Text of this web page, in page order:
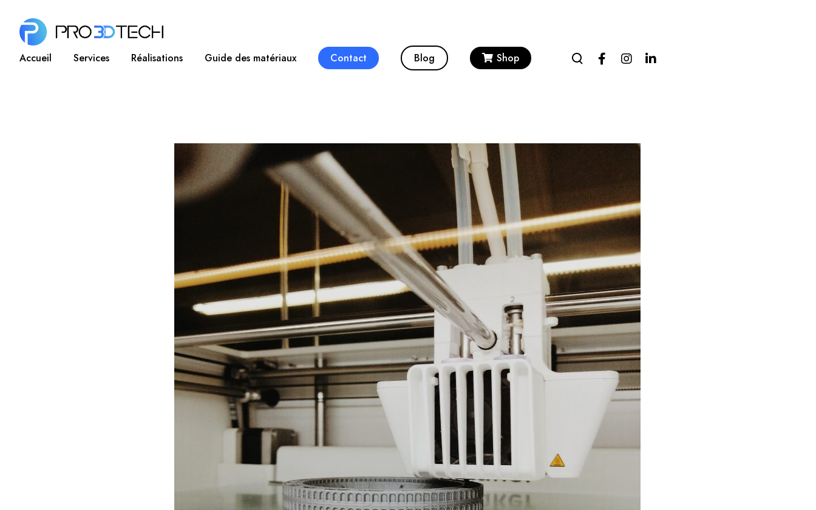
Accueil Services Réalisations Guide des matériaux Contact Blog Shop